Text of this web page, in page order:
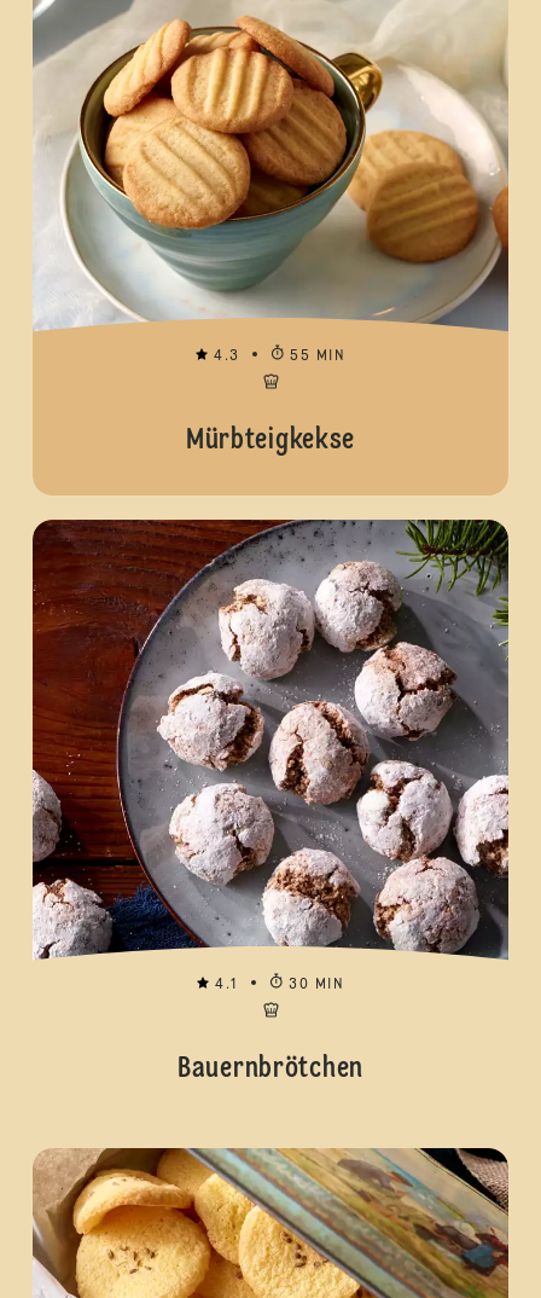
4.3 55 MIN
Mürbteigkekse
4.1 30 MIN
Bauernbrötchen